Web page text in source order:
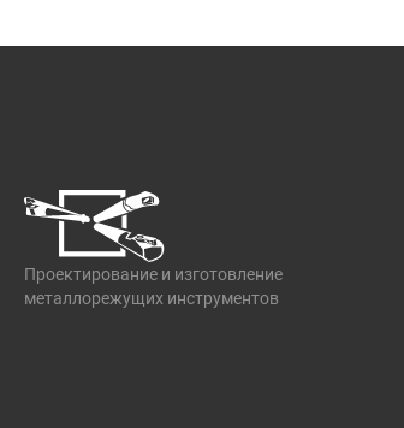
Проектирование и изготовление
металлорежущих инструментов